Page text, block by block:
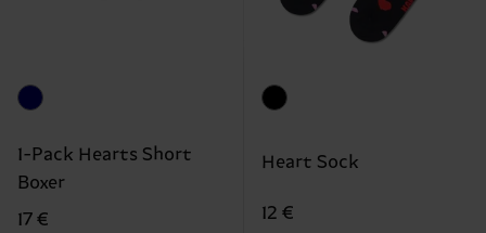
1-Pack Hearts Short
Boxer
17 €
Heart Sock
12 €